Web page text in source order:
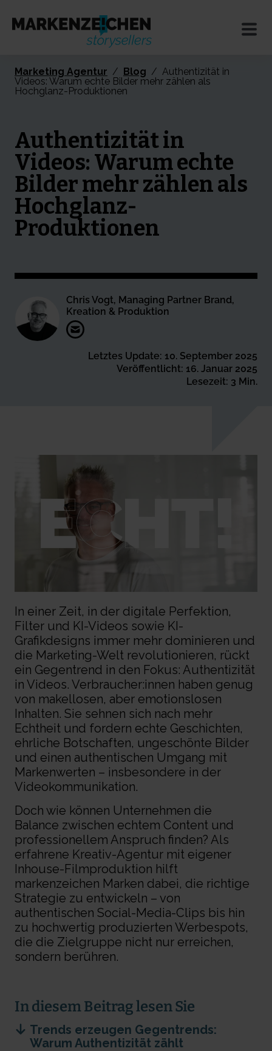
Marketing Agentur / Blog / Authentizität in
Videos: Warum echte Bilder mehr zählen als
Hochglanz-Produktionen
Authentizität in
Videos: Warum echte
Bilder mehr zählen als
Hochglanz-
Produktionen
Chris Vogt, Managing Partner Brand,
Kreation & Produktion
Letztes Update: 10. September 2025
Veröffentlicht: 16. Januar 2025
Lesezeit: 3 Min.
In einer Zeit, in der digitale Perfektion,
Filter und KI-Videos sowie KI-
Grafikdesigns immer mehr dominieren und
die Marketing-Welt revolutionieren, rückt
ein Gegentrend in den Fokus: Authentizität
in Videos. Verbraucher:innen haben genug
von makellosen, aber emotionslosen
Inhalten. Sie sehnen sich nach mehr
Echtheit und fordern echte Geschichten,
ehrliche Botschaften, ungeschönte Bilder
und einen authentischen Umgang mit
Markenwerten – insbesondere in der
Videokommunikation.
Doch wie können Unternehmen die
Balance zwischen echtem Content und
professionellem Anspruch finden? Als
erfahrene Kreativ-Agentur mit eigener
Inhouse-Filmproduktion hilft
markenzeichen Marken dabei, die richtige
Strategie zu entwickeln – von
authentischen Social-Media-Clips bis hin
zu hochwertig produzierten Werbespots,
die die Zielgruppe nicht nur erreichen,
sondern berühren.
In diesem Beitrag lesen Sie
Trends erzeugen Gegentrends:
Warum Authentizität zählt